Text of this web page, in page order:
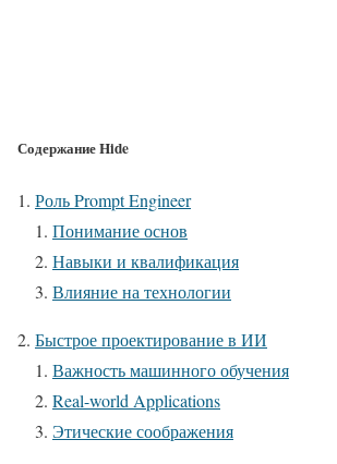
СодержаниеHide
Роль Prompt Engineer
Понимание основ
Навыки и квалификация
Влияние на технологии
Быстрое проектирование в ИИ
Важность машинного обучения
Real-world Applications
Этические соображения